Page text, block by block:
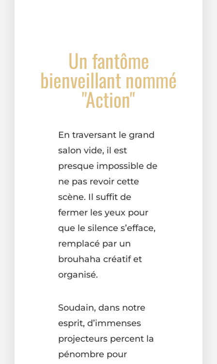
Un fantôme
bienveillant nommé
"Action"
En traversant le grand
salon vide, il est
presque impossible de
ne pas revoir cette
scène. Il suffit de
fermer les yeux pour
que le silence s’efface,
remplacé par un
brouhaha créatif et
organisé.
Soudain, dans notre
esprit, d’immenses
projecteurs percent la
pénombre pour